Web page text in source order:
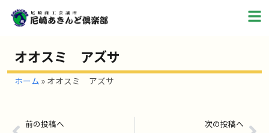
オオスミ アズサ
ホーム » オオスミ アズサ
前の投稿へ 次の投稿へ